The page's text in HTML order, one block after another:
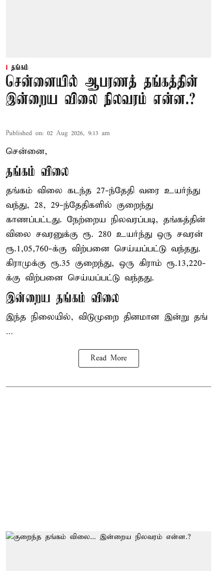
தங்கம்
சென்னையில் ஆபரணத் தங்கத்தின்
இன்றைய விலை நிலவரம் என்ன.?
Published on: 02 Aug 2026, 9:13 am
சென்னை,
தங்கம் விலை
தங்கம் விலை கடந்த 27-ந்தேதி வரை உயர்ந்து
வந்து, 28, 29-ந்தேதிகளில் குறைந்து
காணப்பட்டது. நேற்றைய நிலவரப்படி, தங்கத்தின்
விலை சவரனுக்கு ரூ. 280 உயர்ந்து ஒரு சவரன்
ரூ.1,05,760-க்கு விற்பனை செய்யப்பட்டு வந்தது.
கிராமுக்கு ரூ.35 குறைந்து, ஒரு கிராம் ரூ.13,220-
க்கு விற்பனை செய்யப்பட்டு வந்தது.
இன்றைய தங்கம் விலை
இந்த நிலையில், விடுமுறை தினமான இன்று தங்
...
Read More